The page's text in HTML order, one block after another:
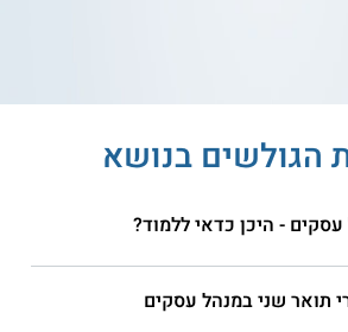
שירות אישי חינם
הגולשים בנושא
- היכן כדאי ללמוד?
תואר שני במנהל עסקים